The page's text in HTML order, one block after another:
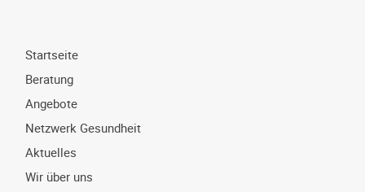
Startseite
Beratung
Angebote
Netzwerk Gesundheit
Aktuelles
Wir über uns